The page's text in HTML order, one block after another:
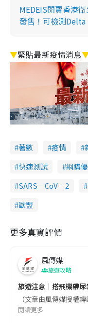
MEDEIS開賣香港
發售！可檢測
▼緊貼最新疫情消息
著數 疫情
快速測試
網購
SARS－CoV－2
歐盟
更多真實評價
風傳媒
旅遊攻略
旅遊注意｜搭飛機帶
（文章由風傳媒授權
閱讀更多